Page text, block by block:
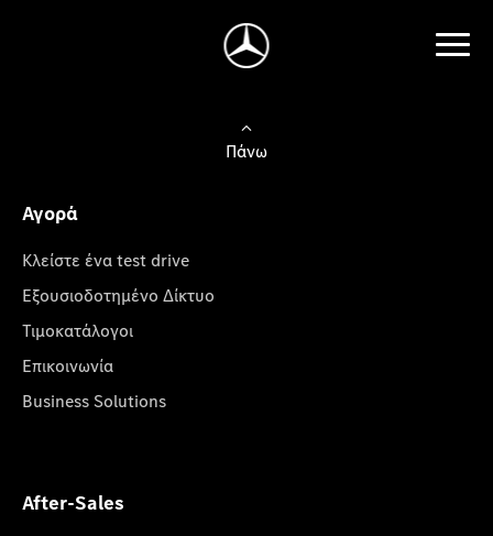
Πάνω
Αγορά
Κλείστε ένα test drive
Εξουσιοδοτημένο Δίκτυο
Τιμοκατάλογοι
Επικοινωνία
Business Solutions
After-Sales